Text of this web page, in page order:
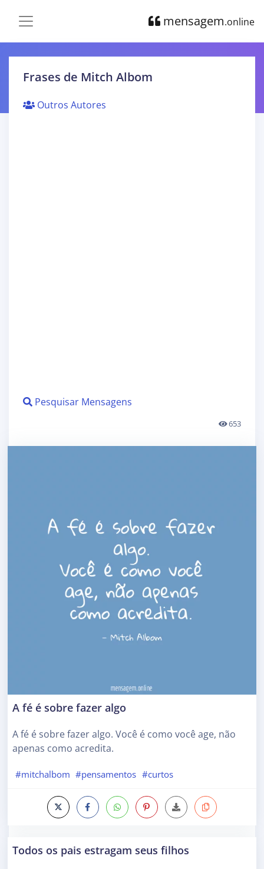
mensagem.online
Frases de Mitch Albom
Outros Autores
Pesquisar Mensagens
653
A fé é sobre fazer algo
A fé é sobre fazer algo. Você é como você age, não
apenas como acredita.
#mitchalbom #pensamentos #curtos
Todos os pais estragam seus filhos